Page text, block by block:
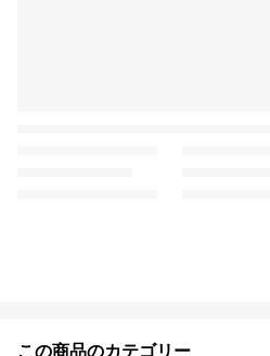
この商品のカテゴリー